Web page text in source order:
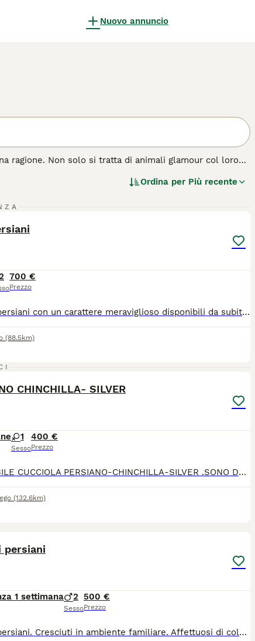
Nuovo annuncio
ragione. Non solo si tratta di animali glamour col loro
espressivi, che è solo uno dei motivi per
gatto.
Ordina per Più recente
700 €
Prezzo
Cuccioli persiani con un carattere meraviglioso disponibili da subito. Vaccinazione completa, tutti trattamenti fatti ,microchip, passaggio di proprietà, pedigree Anfi. Per qualsiasi domanda scrivetemi. Con un prezzo speciale.
(88.5km)
CHINCHILLA- SILVER
1
Sesso
400 €
Prezzo
DISPONIBILE CUCCIOLA PERSIANO-CHINCHILLA-SILVER .SONO Dolcissima, amante delle coccole,abituata alla lettiera.I gattina va a casa nuova con libretto sanitario con primo vaccino e la sverminazione.Genitori visibili testati FIV-FELV - negattivi
(132.6km)
persiani
1 settimana 2
Sesso
500 €
Prezzo
Cuccioli persiani. Cresciuti in ambiente familiare. Affettuosi di colore bianco e nero. Genitori visibili. Test genetici negativi. Completamente vaccinati